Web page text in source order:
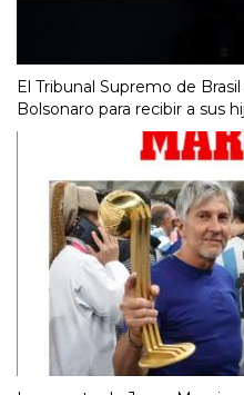
El Tribunal Supremo de
Bolsonaro para recibir a sus